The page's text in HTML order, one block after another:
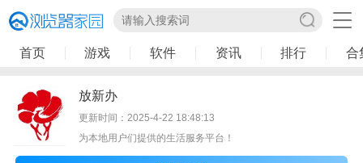
首页 游戏 软件 资讯 排行 合
放新办
更新时间：2025-4-22 18:48:13
为本地用户们提供的生活服务平台！